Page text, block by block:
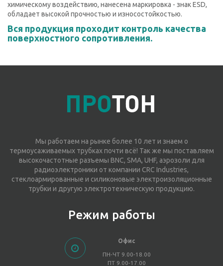
химическому воздействию, нанесена маркировка - знак ESD,
обладает высокой прочностью и износостойкостью.
Вся продукция проходит контроль качества
поверхностного сопротивления.
Мы работаем на рынке более 10 лет и знаем о
термоусаживаемых трубках почти всё! Так же мы поставляем
высокочастотные разъемы BNC, SMA, UHF, аэрозоли для
радиоэлектроники от компании CRC Industries,
стеклоармированные и силиконовые электроизоляционные
трубки и другую электротехническую продукцию.
Режим работы
Офис
ПН-ЧТ 9.00-18.00
ПТ 9.00-17.00